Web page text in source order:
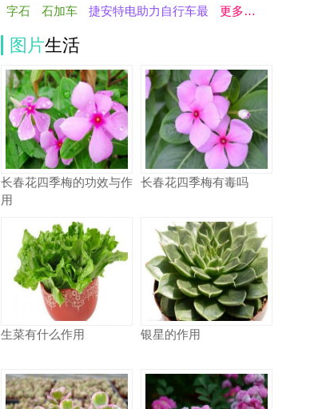
字石
石加车 捷安特电助力自行车最 更多…
图片生活
长春花四季梅的功效与作
用
长春花四季梅有毒吗
生菜有什么作用 银星的作用